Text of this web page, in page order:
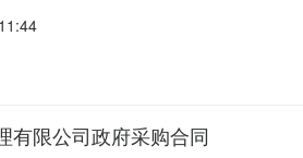
家庭生产增收项目为全县168户贫困残疾
有限公司政府采购合同